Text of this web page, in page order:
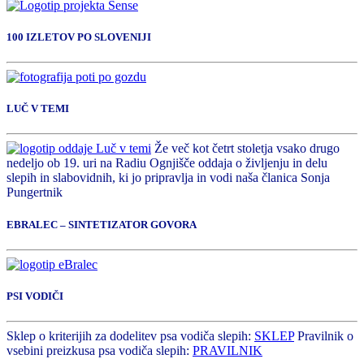
100 IZLETOV PO SLOVENIJI
LUČ V TEMI
Že več kot četrt stoletja vsako drugo
nedeljo ob 19. uri na Radiu Ognjišče oddaja o življenju in delu
slepih in slabovidnih, ki jo pripravlja in vodi naša članica Sonja
Pungertnik
EBRALEC – SINTETIZATOR GOVORA
PSI VODIČI
Sklep o kriterijih za dodelitev psa vodiča slepih: SKLEPPravilnik o
vsebini preizkusa psa vodiča slepih: PRAVILNIK